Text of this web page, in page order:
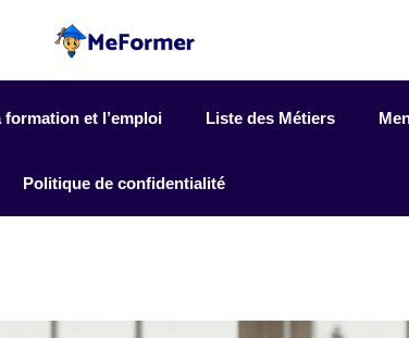
et l’emploi Liste des Métiers
Politique de confidentialité